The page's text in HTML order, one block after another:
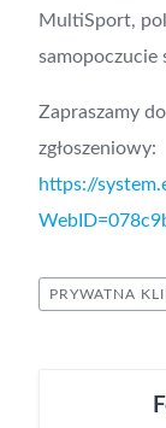
MultiSport,
samopoczucie
Zapraszamy
zgłoszeniowy:
https://
PRYWATNA